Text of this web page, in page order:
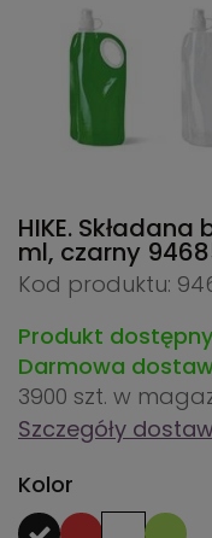
HIKE. Składana
ml, czarny
Kod produktu:
Produkt dostępny
Darmowa
3900 szt. w
Szczegóły
Kolor